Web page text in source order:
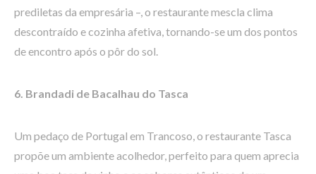
prediletas da empresária –, o restaurante mescla clima
descontraído e cozinha afetiva, tornando-se um dos pontos
de encontro após o pôr do sol.
6. Brandadi de Bacalhau do Tasca
Um pedaço de Portugal em Trancoso, o restaurante Tasca
propõe um ambiente acolhedor, perfeito para quem aprecia